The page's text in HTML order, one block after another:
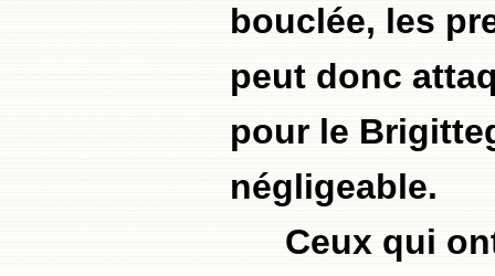
bouclée, les
peut donc
pour le
négligeable.
Ceux qui